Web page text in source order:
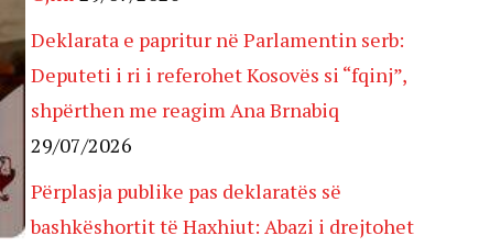
Deklarata e papritur në Parlamentin serb:
Deputeti i ri i referohet Kosovës si “fqinj”,
shpërthen me reagim Ana Brnabiq
29/07/2026
Përplasja publike pas deklaratës së
bashkëshortit të Haxhiut: Abazi i drejtohet